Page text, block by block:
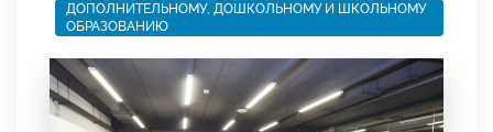
ДОПОЛНИТЕЛЬНОМУ, ДОШКОЛЬНОМУ И ШКОЛЬНОМУ
ОБРАЗОВАНИЮ